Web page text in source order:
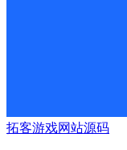
拓客游戏网站源码